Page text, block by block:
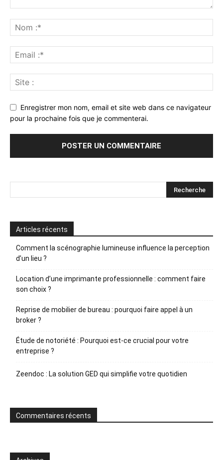
Enregistrer mon nom, email et site web dans ce navigateur
pour la prochaine fois que je commenterai.
Articles récents
Comment la scénographie lumineuse influence la perception
d’un lieu ?
Location d’une imprimante professionnelle : comment faire
son choix ?
Reprise de mobilier de bureau : pourquoi faire appel à un
broker ?
Étude de notoriété : Pourquoi est-ce crucial pour votre
entreprise ?
Zeendoc : La solution GED qui simplifie votre quotidien
Commentaires récents